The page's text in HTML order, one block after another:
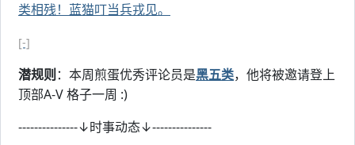
类相残！蓝猫叮当兵戎见。
[-]
潜规则 ：本周煎蛋优秀评论员是黑五类，他将被邀请登上
顶部A-V 格子一周 :)
---------------↓时事动态↓---------------